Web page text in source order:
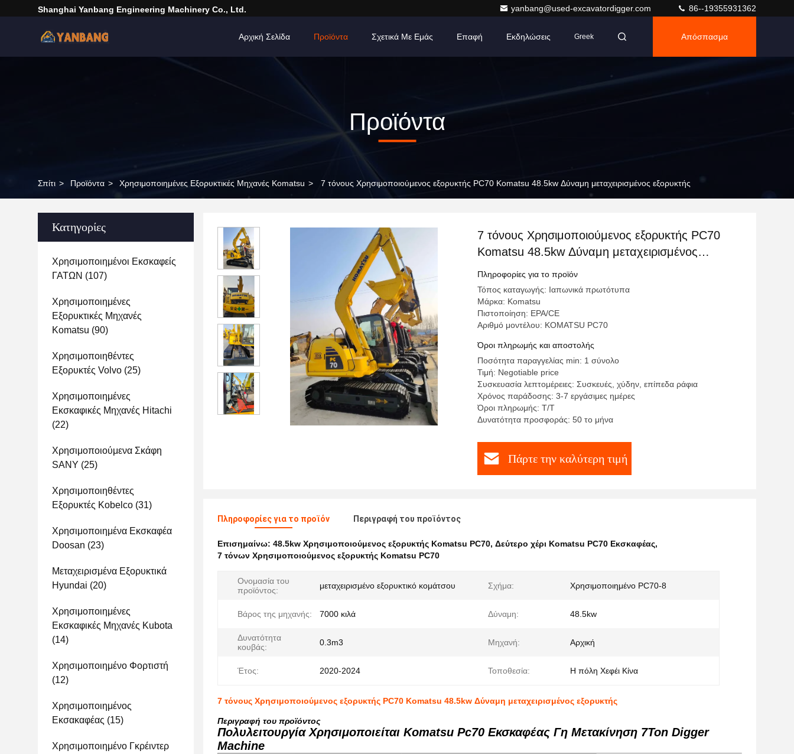
Shanghai Yanbang Engineering Machinery Co., Ltd. yanbang@used-excavatordigger.com 86--19355931362
Αρχική Σελίδα Προϊόντα Σχετικά Με Εμάς Επαφή Εκδηλώσεις Greek Απόσπασμα
Προϊόντα
Σπίτι > Προϊόντα > Χρησιμοποιημένες Εξορυκτικές Μηχανές Komatsu > 7 τόνους Χρησιμοποιούμενος εξορυκτής PC70 Komatsu 48.5kw Δύναμη μεταχειρισμένος εξορυκτής
Κατηγορίες
Χρησιμοποιημένοι Εκσκαφείς
ΓΑΤΩΝ (107)
Χρησιμοποιημένες
Εξορυκτικές Μηχανές
Komatsu (90)
Χρησιμοποιηθέντες
Εξορυκτές Volvo (25)
Χρησιμοποιημένες
Εκσκαφικές Μηχανές Hitachi
(22)
Χρησιμοποιούμενα Σκάφη
SANY (25)
Χρησιμοποιηθέντες
Εξορυκτές Kobelco (31)
Χρησιμοποιημένα Εκσκαφέα
Doosan (23)
Μεταχειρισμένα Εξορυκτικά
Hyundai (20)
Χρησιμοποιημένες
Εκσκαφικές Μηχανές Kubota
(14)
Χρησιμοποιημένο Φορτιστή
(12)
Χρησιμοποιημένος
Εκσακαφέας (15)
Χρησιμοποιημένο Γκρέιντερ
7 τόνους Χρησιμοποιούμενος εξορυκτής PC70
Komatsu 48.5kw Δύναμη μεταχειρισμένος
εξορυκτής
Πληροφορίες για το προϊόν
Τόπος καταγωγής: Ιαπωνικά πρωτότυπα
Μάρκα: Komatsu
Πιστοποίηση: EPA/CE
Αριθμό μοντέλου: KOMATSU PC70
Όροι πληρωμής και αποστολής
Ποσότητα παραγγελίας min: 1 σύνολο
Τιμή: Negotiable price
Συσκευασία λεπτομέρειες: Συσκευές, χύδην, επίπεδα ράφια
Χρόνος παράδοσης: 3-7 εργάσιμες ημέρες
Όροι πληρωμής: Τ/Τ
Δυνατότητα προσφοράς: 50 το μήνα
Πάρτε την καλύτερη τιμή
Πληροφορίες για το προϊόν Περιγραφή του προϊόντος
Επισημαίνω: 48.5kw Χρησιμοποιούμενος εξορυκτής Komatsu PC70, Δεύτερο χέρι Komatsu PC70 Εκσκαφέας,
7 τόνων Χρησιμοποιούμενος εξορυκτής Komatsu PC70
Ονομασία του
προϊόντος:
μεταχειρισμένο εξορυκτικό κομάτσου Σχήμα: Χρησιμοποιημένο PC70-8
Βάρος της μηχανής: 7000 κιλά Δύναμη: 48.5kw
Δυνατότητα
κουβάς:
0.3m3 Μηχανή: Αρχική
Έτος: 2020-2024 Τοποθεσία: Η πόλη Χεφέι Κίνα
7 τόνους Χρησιμοποιούμενος εξορυκτής PC70 Komatsu 48.5kw Δύναμη μεταχειρισμένος εξορυκτής
Περιγραφή του προϊόντος
Πολυλειτουργία Χρησιμοποιείται Komatsu Pc70 Εκσκαφέας Γη Μετακίνηση 7Ton Digger
Machine